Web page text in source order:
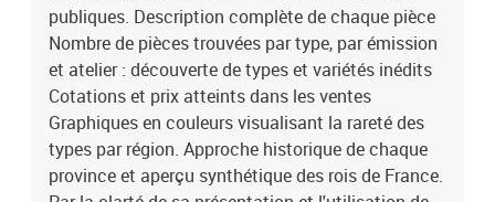
publiques. Description complète de chaque pièce
Nombre de pièces trouvées par type, par émission
et atelier : découverte de types et variétés inédits
Cotations et prix atteints dans les ventes
Graphiques en couleurs visualisant la rareté des
types par région. Approche historique de chaque
province et aperçu synthétique des rois de France.